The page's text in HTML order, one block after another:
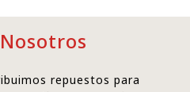
repuestos para